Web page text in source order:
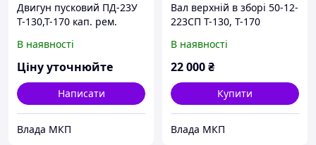
Двигун пусковий ПД-23У
Т-130,Т-170 кап. рем.
В наявності
Ціну уточнюйте
Написати
Влада МКП
Вал верхній в зборі 50-12-
223СП Т-130, Т-170
В наявності
22 000₴
Купити
Влада МКП